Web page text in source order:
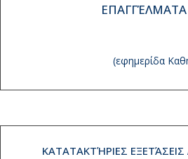
(εφημερίδα
ΚΑΤΑΤΑΚΤΉΡΙΕΣ